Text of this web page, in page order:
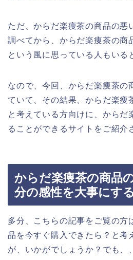
ただ、からだ楽痩茶の商品の悪
調べてから、からだ楽痩茶の商
という風に思っている人もいる
なので、今回、からだ楽痩茶の
ていて、その結果、からだ楽痩
と考えている方向けに、からだ
ることができるサイトをご紹介
からだ楽痩茶の商品
分の感性を大事にす
多分、こちらの記事をご覧の方
品を今すぐ購入できたら？と考
が、いかがでしょうか？でも、